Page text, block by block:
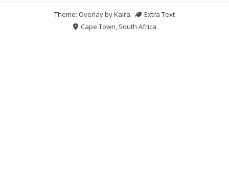
Theme: Overlay byKaira.
Extra Text
Cape Town, South Africa